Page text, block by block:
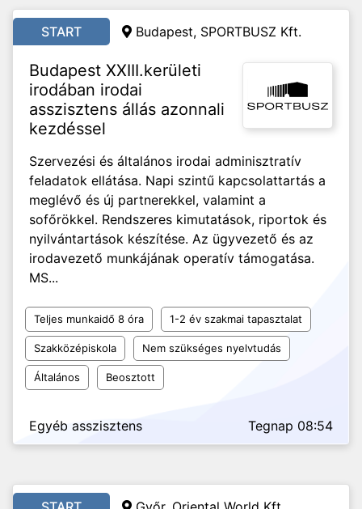
START Budapest, SPORTBUSZ Kft.
Budapest XXIII.kerületi
irodában irodai
asszisztens állás azonnali
kezdéssel
Szervezési és általános irodai adminisztratív
feladatok ellátása. Napi szintű kapcsolattartás a
meglévő és új partnerekkel, valamint a
sofőrökkel. Rendszeres kimutatások, riportok és
nyilvántartások készítése. Az ügyvezető és az
irodavezető munkájának operatív támogatása.
MS...
Teljes munkaidő 8 óra 1-2 év szakmai tapasztalat
Szakközépiskola Nem szükséges nyelvtudás
Általános Beosztott
Egyéb asszisztens Tegnap 08:54